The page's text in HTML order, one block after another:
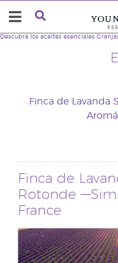
Descubra los aceites esenciales
Finca de Lavanda
Finca de
Rotonde
France